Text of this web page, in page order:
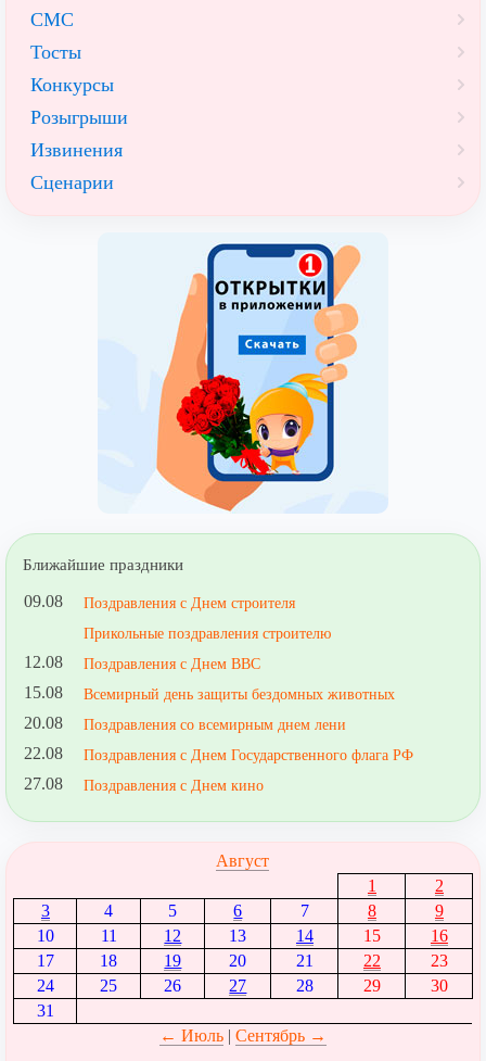
СМС
Тосты
Конкурсы
Розыгрыши
Извинения
Сценарии
Ближайшие праздники
09.08
Поздравления с Днем строителя
Прикольные поздравления строителю
12.08 Поздравления с Днем ВВС
15.08 Всемирный день защиты бездомных животных
20.08 Поздравления со всемирным днем лени
22.08 Поздравления с Днем Государственного флага РФ
27.08 Поздравления с Днем кино
Август
1
2
3
4 5 6 7 8
9
10
11 12 13 14 15
16
17
18 19 20 21 22
23
24
25 26 27 28 29
30
31
← Июль| Сентябрь →